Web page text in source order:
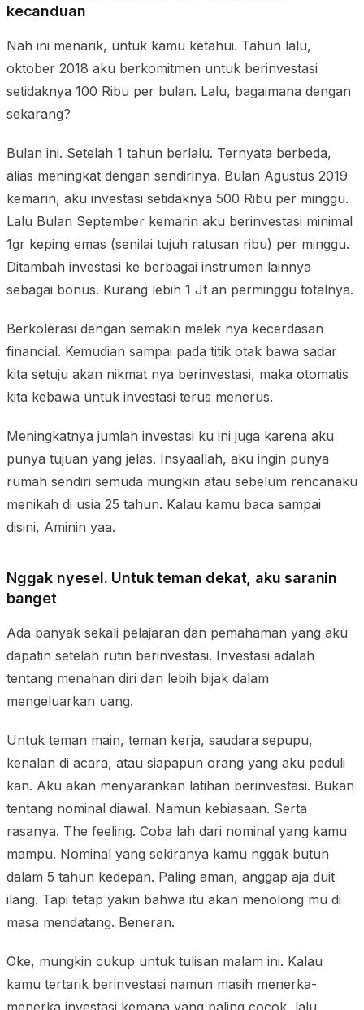
kecanduan
Nah ini menarik, untuk kamu ketahui. Tahun lalu,
oktober 2018 aku berkomitmen untuk berinvestasi
setidaknya 100 Ribu per bulan. Lalu, bagaimana dengan
sekarang?
Bulan ini. Setelah 1 tahun berlalu. Ternyata berbeda,
alias meningkat dengan sendirinya. Bulan Agustus 2019
kemarin, aku investasi setidaknya 500 Ribu per minggu.
Lalu Bulan September kemarin aku berinvestasi minimal
1gr keping emas (senilai tujuh ratusan ribu) per minggu.
Ditambah investasi ke berbagai instrumen lainnya
sebagai bonus. Kurang lebih 1 Jt an perminggu totalnya.
Berkolerasi dengan semakin melek nya kecerdasan
financial. Kemudian sampai pada titik otak bawa sadar
kita setuju akan nikmat nya berinvestasi, maka otomatis
kita kebawa untuk investasi terus menerus.
Meningkatnya jumlah investasi ku ini juga karena aku
punya tujuan yang jelas. Insyaallah, aku ingin punya
rumah sendiri semuda mungkin atau sebelum rencanaku
menikah di usia 25 tahun. Kalau kamu baca sampai
disini, Aminin yaa.
Nggak nyesel. Untuk teman dekat, aku saranin
banget
Ada banyak sekali pelajaran dan pemahaman yang aku
dapatin setelah rutin berinvestasi. Investasi adalah
tentang menahan diri dan lebih bijak dalam
mengeluarkan uang.
Untuk teman main, teman kerja, saudara sepupu,
kenalan di acara, atau siapapun orang yang aku peduli
kan. Aku akan menyarankan latihan berinvestasi. Bukan
tentang nominal diawal. Namun kebiasaan. Serta
rasanya. The feeling. Coba lah dari nominal yang kamu
mampu. Nominal yang sekiranya kamu nggak butuh
dalam 5 tahun kedepan. Paling aman, anggap aja duit
ilang. Tapi tetap yakin bahwa itu akan menolong mu di
masa mendatang. Beneran.
Oke, mungkin cukup untuk tulisan malam ini. Kalau
kamu tertarik berinvestasi namun masih menerka-
menerka investasi kemana yang paling cocok, lalu